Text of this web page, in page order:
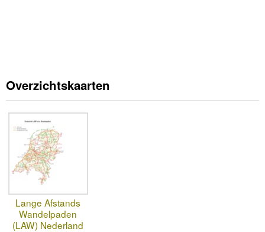
Overzichtskaarten
Lange Afstands
Wandelpaden
(LAW) Nederland